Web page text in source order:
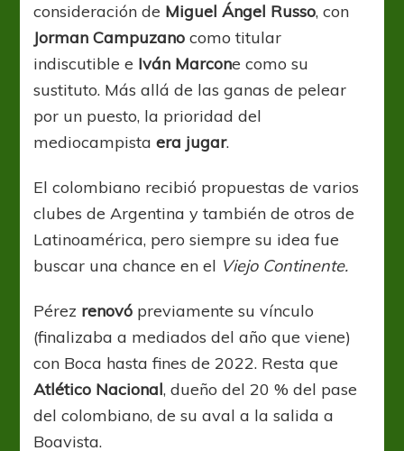
consideración de Miguel Ángel Russo, con
Jorman Campuzano como titular
indiscutible e Iván Marcone como su
sustituto. Más allá de las ganas de pelear
por un puesto, la prioridad del
mediocampistaera jugar.
El colombiano recibió propuestas de varios
clubes de Argentina y también de otros de
Latinoamérica, pero siempre su idea fue
buscar una chance en el Viejo Continente.
Pérez renovó previamente su vínculo
(finalizaba a mediados del año que viene)
con Boca hasta fines de 2022. Resta que
Atlético Nacional, dueño del 20 % del pase
del colombiano, de su aval a la salida a
Boavista.